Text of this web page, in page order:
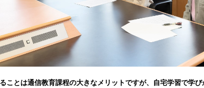
ことは通信教育課程の大きなメリットですが、
自宅学習で学